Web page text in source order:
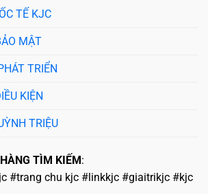
TẾ KJC
MẬT
TRIỂN
KIỆN
TRIỆU
TÌM KIẾM:
#trang chu kjc #linkkjc #giaitrikjc #kjc